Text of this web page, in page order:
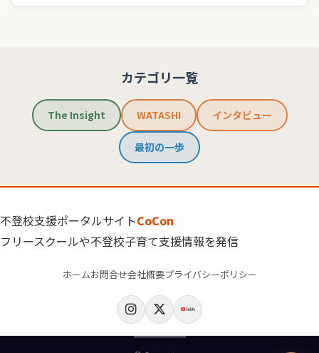
カテゴリ一覧
The Insight WATASHI インタビュー
最初の一歩
不登校支援ポータルサイトCoCon
フリースクールや不登校子育て支援情報を発信
ホームお問合せ会社概要プライバシーポリシー